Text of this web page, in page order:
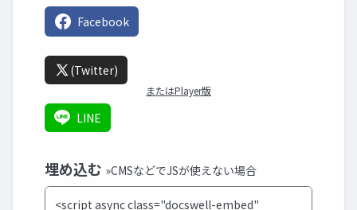
Facebook
(Twitter)
またはPlayer版
LINE
埋め込む »CMSなどでJSが使えない場合